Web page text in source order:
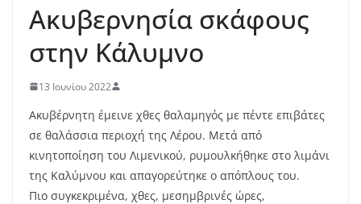
Ακυβερνησία σκάφους
στην Κάλυμνο
13 Ιουνίου 2022
Ακυβέρνητη έμεινε χθες θαλαμηγός με πέντε επιβάτες
σε θαλάσσια περιοχή της Λέρου. Μετά από
κινητοποίηση του Λιμενικού, ρυμουλκήθηκε στο λιμάνι
της Καλύμνου και απαγορεύτηκε ο απόπλους του.
Πιο συγκεκριμένα, χθες, μεσημβρινές ώρες,